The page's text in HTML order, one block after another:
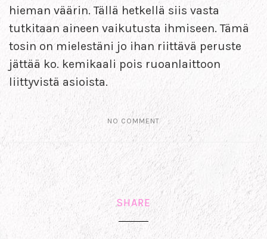
hieman väärin. Tällä hetkellä siis vasta
tutkitaan aineen vaikutusta ihmiseen. Tämä
tosin on mielestäni jo ihan riittävä peruste
jättää ko. kemikaali pois ruoanlaittoon
liittyvistä asioista.
NO COMMENT
SHARE